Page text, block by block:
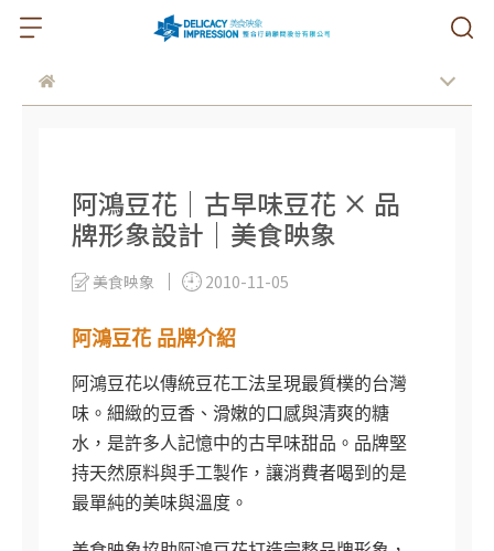
阿鴻豆花｜古早味豆花 × 品
牌形象設計｜美食映象
美食映象 2010-11-05
阿鴻豆花 品牌介紹
阿鴻豆花以傳統豆花工法呈現最質樸的台灣
味。細緻的豆香、滑嫩的口感與清爽的糖
水，是許多人記憶中的古早味甜品。品牌堅
持天然原料與手工製作，讓消費者喝到的是
最單純的美味與溫度。